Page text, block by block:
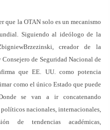
que la OTAN solo es un mecanismo
Siguiendo al ideólogo de la
creador de la
de Seguridad Nacional de
que EE. UU. como potencia
como el único Estado que puede
se van a ir concatenando
nacionales, internacionales,
de tendencias académicas,